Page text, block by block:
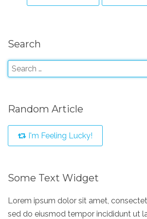
Search
Random Article
I'm Feeling Lucky!
Some Text Widget
Lorem ipsum dolor sit amet,
sed do eiusmod tempor incididunt ut